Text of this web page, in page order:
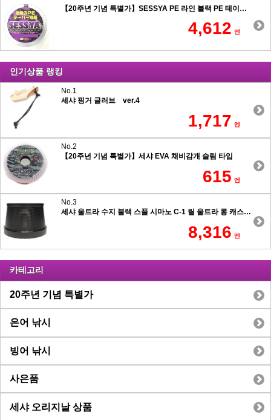
【20주년 기념 특별가】SESSYA PE 라인 블랙 PE 테이퍼 힘사 원투 0.5호 이하
4,612 엔
인기상품 랭킹
No.1
세샤 핑거 글러브 ver.4
1,717 엔
No.2
【20주년 기념 특별가】세샤 EVA 채비감개 슬림 타입
615 엔
No.3
세샤 울트라 수지 블랙 스풀 시마노 C-1 릴 울트라 롱 캐스팅 7.5도 테이퍼 타입
8,316 엔
카테고리
20주년 기념 특별가
은어 낚시
빙어 낚시
사은품
세샤 오리지날 상품